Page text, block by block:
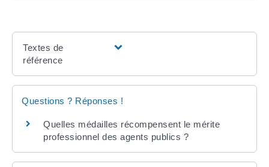
Textes de
référence
Questions ? Réponses !
Quelles médailles récompensent le mérite
professionnel des agents publics ?